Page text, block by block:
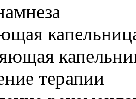
терапии